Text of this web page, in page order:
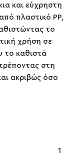
και εύχρηστη
πλαστικό PP,
το
χρήση σε
το καθιστά
στη
ακριβώς όσο
1